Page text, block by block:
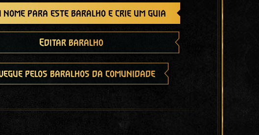
nome para este baralho e crie um guia
Editar baralho
pelos baralhos da comunidade